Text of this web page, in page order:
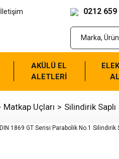
İletişim 0212 659
AKÜLÜ EL
ALETLERİ
Matkap Uçları Silindirik Saplı